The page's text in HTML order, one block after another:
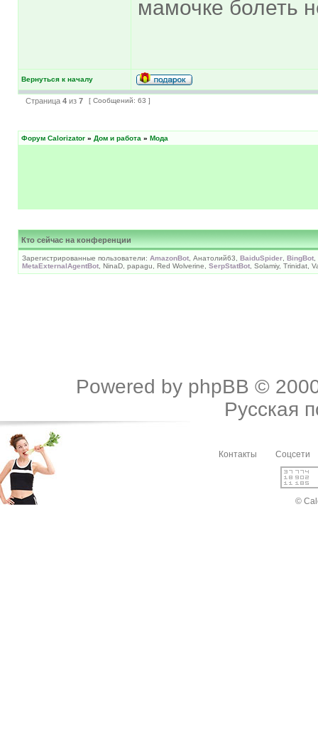
мамочке болеть
Вернуться к началу
Страница 4 из 7 [ Сообщений: 63 ]
Форум Calorizator » Дом и работа » Мода
Кто сейчас на конференции
Зарегистрированные пользователи: AmazonBot , Анатолий63, BaiduSpider BingBot
MetaExternalAgentBot , NinaD, papagu, Red Wolverine, SerpStatBot , Solamiy, Trinidat,
Powered by phpBB ©
Русская
Контакты Соцсети
©